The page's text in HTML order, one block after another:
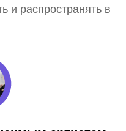
и распространять в